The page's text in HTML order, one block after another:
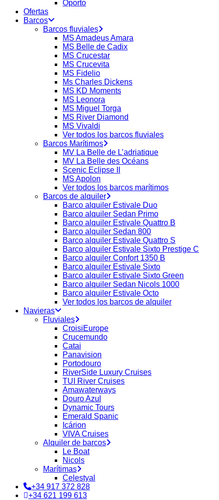
Oporto
Ofertas
Barcos
Barcos fluviales
MS Amadeus Amara
MS Belle de Cadix
MS Crucestar
MS Crucevita
MS Fidelio
Ms Charles Dickens
MS KD Moments
MS Leonora
MS Miguel Torga
MS River Diamond
MS Vivaldi
Ver todos los barcos fluviales
Barcos Marítimos
MV La Belle de L’adriatique
MV La Belle des Océans
Scenic Eclipse II
MS Apolon
Ver todos los barcos marítimos
Barcos de alquiler
Barco alquiler Estivale Duo
Barco alquiler Sedan Primo
Barco alquiler Estivale Quattro B
Barco alquiler Sedan 800
Barco alquiler Estivale Quattro S
Barco alquiler Estivale Sixto Prestige C
Barco alquiler Confort 1350 B
Barco alquiler Estivale Sixto
Barco alquiler Estivale Sixto Green
Barco alquiler Sedan Nicols 1000
Barco alquiler Estivale Octo
Ver todos los barcos de alquiler
Navieras
Fluviales
CroisiEurope
Crucemundo
Catai
Panavision
Portodouro
RiverSide Luxury Cruises
TUI River Cruises
Amawaterways
Douro Azul
Dynamic Tours
Emerald Spanic
Icárion
VIVA Cruises
Alquiler de barcos
Le Boat
Nicols
Marítimas
Celestyal
+34 917 372 828
+34 621 199 613